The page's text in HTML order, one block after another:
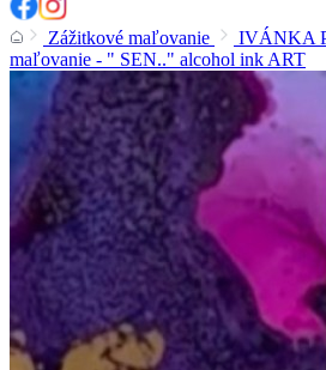
Zážitkové maľovanie
IVÁNKA
maľovanie - " SEN.." alcohol ink ART